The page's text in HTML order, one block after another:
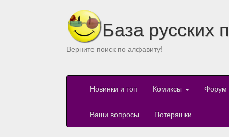
База русских
Верните поиск по алфавиту!
Новинки и топ Комиксы Форум
Ваши вопросы Потеряшки